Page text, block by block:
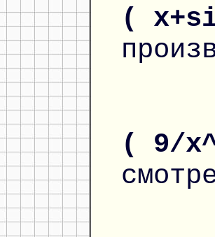
(
( 9/